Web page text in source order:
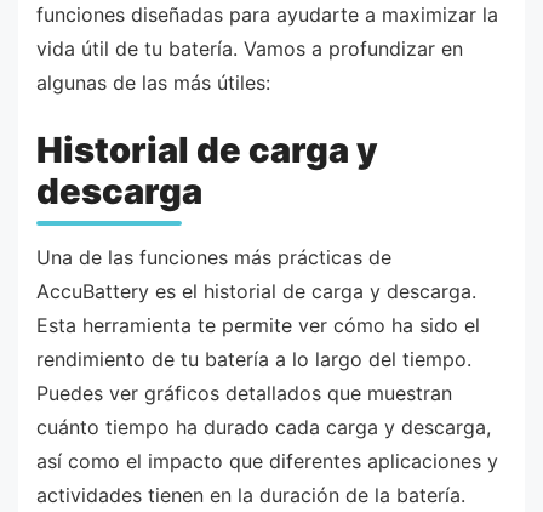
funciones diseñadas para ayudarte a maximizar la
vida útil de tu batería. Vamos a profundizar en
algunas de las más útiles:
Historial de carga y
descarga
Una de las funciones más prácticas de
AccuBattery es el historial de carga y descarga.
Esta herramienta te permite ver cómo ha sido el
rendimiento de tu batería a lo largo del tiempo.
Puedes ver gráficos detallados que muestran
cuánto tiempo ha durado cada carga y descarga,
así como el impacto que diferentes aplicaciones y
actividades tienen en la duración de la batería.